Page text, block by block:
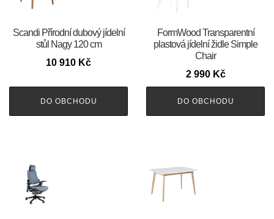
Scandi Přírodní dubový jídelní
stůl Nagy 120 cm
10 910 Kč
DO OBCHODU
FormWood Transparentní
plastová jídelní židle Simple
Chair
2 990 Kč
DO OBCHODU